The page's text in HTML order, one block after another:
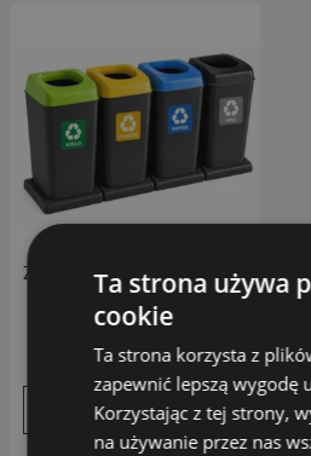
Zestaw koszy do segregacji
śmieci 4x40L z podstawą
KOLOR
249.00zł
Dodaj do koszyka
Ta strona używa
cookie
Ta strona korzysta z
zapewnić lepszą wygodę
Korzystając z tej strony,
na używanie przez nas